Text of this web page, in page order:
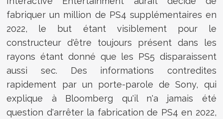
fabriquer un million de PS4 supplémentaires en
2022, le but étant visiblement pour le
constructeur d'être toujours présent dans les
rayons étant donné que les PS5 disparaissent
aussi sec. Des informations contredites
rapidement par un porte-parole de Sony, qui
explique à Bloomberg qu'il n'a jamais été
question d'arrêter la fabrication de PS4 en 2022,